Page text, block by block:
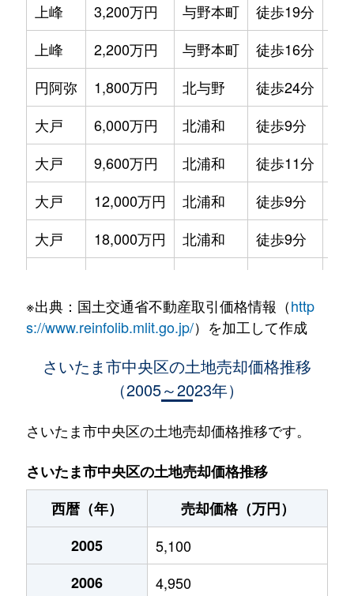
上峰
3,200万円 与野本町 徒歩19分
上峰
2,200万円 与野本町 徒歩16分
円阿弥
1,800万円 北与野 徒歩24分
大戸
6,000万円 北浦和 徒歩9分
大戸
9,600万円 北浦和 徒歩11分
大戸
12,000万円 北浦和 徒歩9分
大戸
18,000万円 北浦和 徒歩9分
大戸
4,600万円 南与野 徒歩11分
1,400万円 南与野
大戸
6,300万円 南与野 徒歩12分
大戸
4,600万円 南与野 徒歩11分
大戸
4,300万円 南与野 徒歩13分
12,000万円 南与野
26,000万円 南与野
※出典：国土交通省不動産取引価格情報（http
s://www.reinfolib.mlit.go.jp/）を加工して作成
さいたま市中央区の土地売却価格推移
（2005～2023年）
さいたま市中央区の土地売却価格推移です。
さいたま市中央区の土地売却価格推移
西暦（年）
売却価格（万円）
2005
5,100
2006
4,950